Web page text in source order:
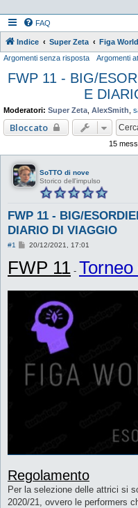
FAQ
Indice Super Zeta Figa
Argomenti senza risposta Argomenti
FWP 11 - BIG/
E
Moderatori: Super Zeta AlexSmith
Bloccato
15
SoTTO di nove
Storico dell'impulso
FWP 11 - BIG/
DIARIO DI VIAGGIO
#1
M
s
s
a
20/12/2021, 17:01
FWP 11 -
Regolamento
Per la selezione delle attrici si
2020/21, ovvero le performers